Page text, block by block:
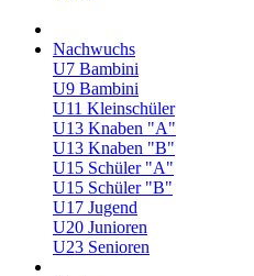
Nachwuchs
U7 Bambini
U9 Bambini
U11 Kleinschüler
U13 Knaben "A"
U13 Knaben "B"
U15 Schüler "A"
U15 Schüler "B"
U17 Jugend
U20 Junioren
U23 Senioren